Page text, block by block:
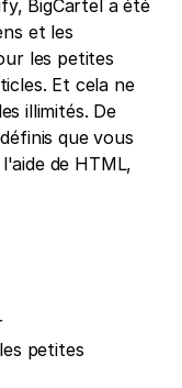
BigCartel a été
et les
les petites
Et cela ne
illimités. De
que vous
de HTML,
petites